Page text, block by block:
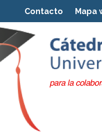
Contacto Mapa